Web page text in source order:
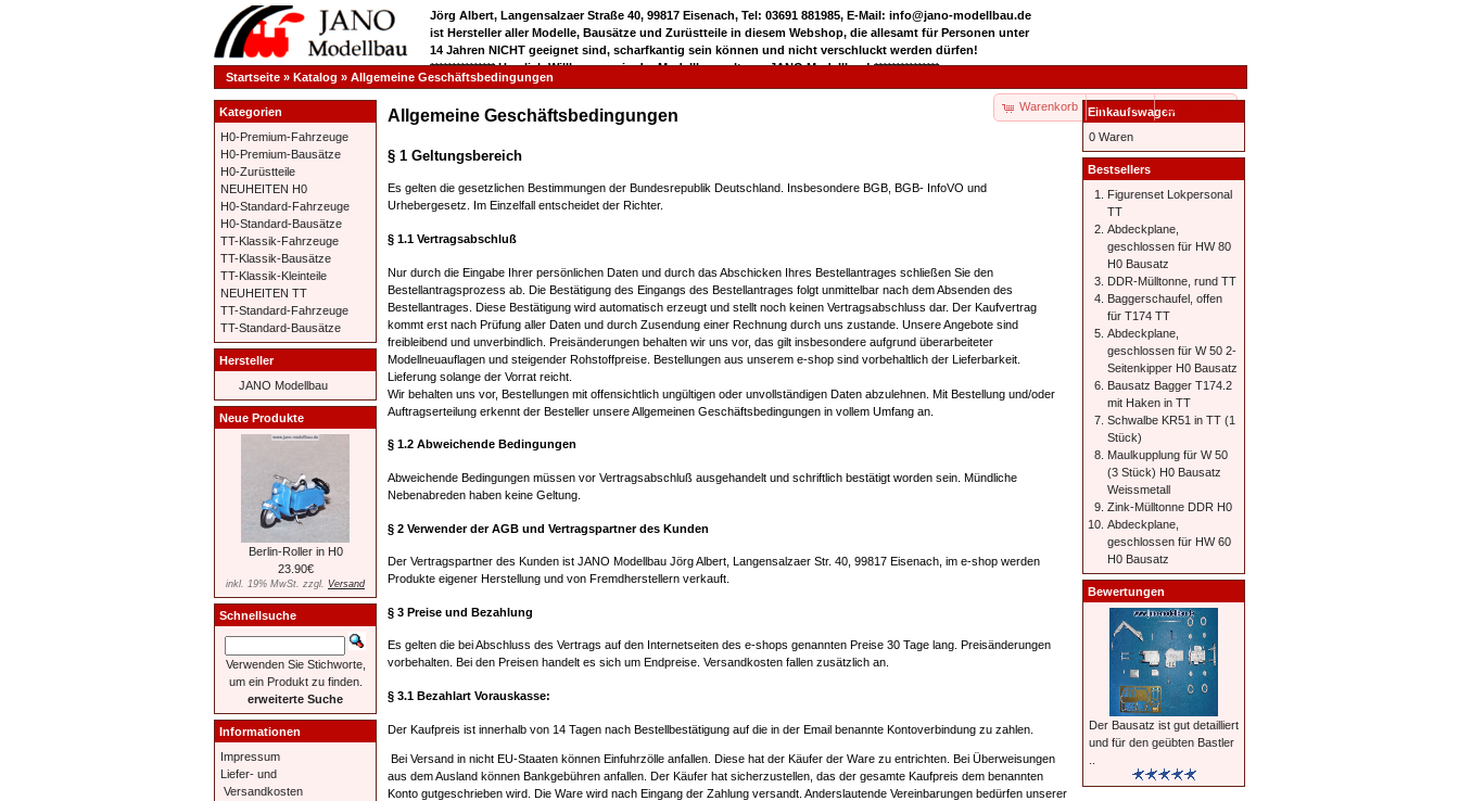
Jörg Albert, Langensalzaer Straße 40, 99817 Eisenach, Tel: 03691 881985, E-Mail: info@jano-modellbau.de
ist Hersteller aller Modelle, Bausätze und Zurüstteile in diesem Webshop, die allesamt für Personen unter
14 Jahren NICHT geeignet sind, scharfkantig sein können und nicht verschluckt werden dürfen!
*************** Herzlich Willkommen in der Modellbauwelt von JANO Modellbau! ***************
Warenkorb Kasse
Startseite » Katalog » Allgemeine Geschäftsbedingungen
Allgemeine Geschäftsbedingungen
§ 1 Geltungsbereich
Es gelten die gesetzlichen Bestimmungen der Bundesrepublik Deutschland. Insbesondere BGB, BGB- InfoVO und
Urhebergesetz. Im Einzelfall entscheidet der Richter.
§ 1.1 Vertragsabschluß
Nur durch die Eingabe Ihrer persönlichen Daten und durch das Abschicken Ihres Bestellantrages schließen Sie den
Bestellantragsprozess ab. Die Bestätigung des Eingangs des Bestellantrages folgt unmittelbar nach dem Absenden des
Bestellantrages. Diese Bestätigung wird automatisch erzeugt und stellt noch keinen Vertragsabschluss dar. Der Kaufvertrag
kommt erst nach Prüfung aller Daten und durch Zusendung einer Rechnung durch uns zustande. Unsere Angebote sind
freibleibend und unverbindlich. Preisänderungen behalten wir uns vor, das gilt insbesondere aufgrund überarbeiteter
Modellneuauflagen und steigender Rohstoffpreise. Bestellungen aus unserem e-shop sind vorbehaltlich der Lieferbarkeit.
Lieferung solange der Vorrat reicht.
Wir behalten uns vor, Bestellungen mit offensichtlich ungültigen oder unvollständigen Daten abzulehnen. Mit Bestellung und/oder
Auftragserteilung erkennt der Besteller unsere Allgemeinen Geschäftsbedingungen in vollem Umfang an.
§ 1.2 Abweichende Bedingungen
Abweichende Bedingungen müssen vor Vertragsabschluß ausgehandelt und schriftlich bestätigt worden sein. Mündliche
Nebenabreden haben keine Geltung.
§ 2 Verwender der AGB und Vertragspartner des Kunden
Der Vertragspartner des Kunden ist JANO Modellbau Jörg Albert, Langensalzaer Str. 40, 99817 Eisenach, im e-shop werden
Produkte eigener Herstellung und von Fremdherstellern verkauft.
§ 3 Preise und Bezahlung
Es gelten die bei Abschluss des Vertrags auf den Internetseiten des e-shops genannten Preise 30 Tage lang. Preisänderungen
vorbehalten. Bei den Preisen handelt es sich um Endpreise. Versandkosten fallen zusätzlich an.
§ 3.1 Bezahlart Vorauskasse:
Der Kaufpreis ist innerhalb von 14 Tagen nach Bestellbestätigung auf die in der Email benannte Kontoverbindung zu zahlen.
Bei Versand in nicht EU-Staaten können Einfuhrzölle anfallen. Diese hat der Käufer der Ware zu entrichten. Bei Überweisungen
aus dem Ausland können Bankgebühren anfallen. Der Käufer hat sicherzustellen, das der gesamte Kaufpreis dem benannten
Konto gutgeschrieben wird. Die Ware wird nach Eingang der Zahlung versandt. Anderslautende Vereinbarungen bedürfen unserer
Kategorien
H0-Premium-Fahrzeuge
H0-Premium-Bausätze
H0-Zurüstteile
NEUHEITEN H0
H0-Standard-Fahrzeuge
H0-Standard-Bausätze
TT-Klassik-Fahrzeuge
TT-Klassik-Bausätze
TT-Klassik-Kleinteile
NEUHEITEN TT
TT-Standard-Fahrzeuge
TT-Standard-Bausätze
Hersteller
JANO Modellbau
Neue Produkte
Berlin-Roller in H0
23.90€
inkl. 19% MwSt. zzgl. Versand
Schnellsuche
Verwenden Sie Stichworte,
um ein Produkt zu finden.
erweiterte Suche
Informationen
Impressum
Liefer- und
Versandkosten
Einkaufswagen
0 Waren
Bestsellers
Figurenset Lokpersonal
TT
Abdeckplane,
geschlossen für HW 80
H0 Bausatz
DDR-Mülltonne, rund TT
Baggerschaufel, offen
für T174 TT
Abdeckplane,
geschlossen für W 50 2-
Seitenkipper H0 Bausatz
Bausatz Bagger T174.2
mit Haken in TT
Schwalbe KR51 in TT (1
Stück)
Maulkupplung für W 50
(3 Stück) H0 Bausatz
Weissmetall
Zink-Mülltonne DDR H0
Abdeckplane,
geschlossen für HW 60
H0 Bausatz
Bewertungen
Der Bausatz ist gut detailliert
und für den geübten Bastler